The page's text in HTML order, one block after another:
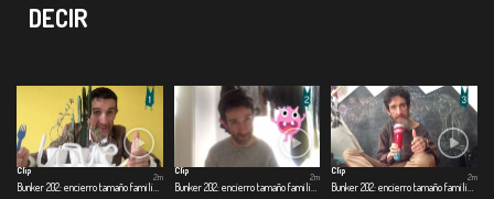
DECIR
Clip
Bunker 202: encierro tamaño familiar - Cap. 1 Día 1
2m
Clip
Bunker 202: encierro tamaño familiar - Cap. 2 Día 60
2m
Clip
Bunker 202: encierro tamaño familiar - Cap. 3 Día 120
2m